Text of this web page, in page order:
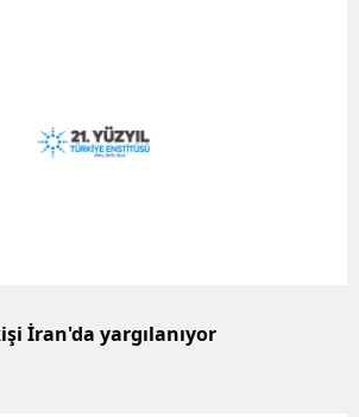
İran'da yargılanıyor